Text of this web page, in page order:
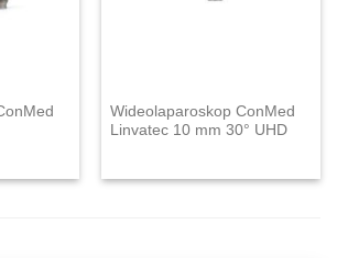
Wideolaparoskop ConMed
Linvatec 10 mm 30° UHD